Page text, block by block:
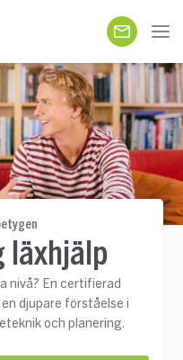
läxhjälp
nivå? En certifierad
djupare förståelse i
och planering.